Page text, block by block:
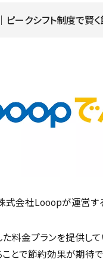
ークシフト制度で賢く
式会社Looopが運営す
料金プランを提供して
とで節約効果が期待で